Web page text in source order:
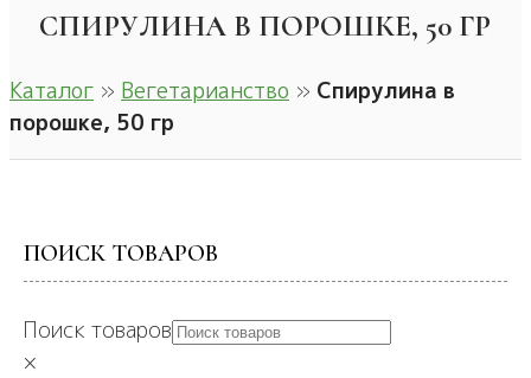
СПИРУЛИНА В ПОРОШКЕ, 50 ГР
Каталог » Вегетарианство » Спирулина в
порошке, 50 гр
ПОИСК ТОВАРОВ
Поиск товаров
×